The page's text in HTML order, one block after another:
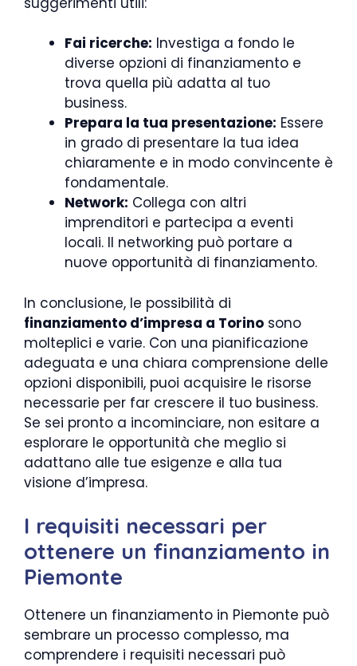
Fai ricerche: Investiga a fondo le
diverse opzioni di finanziamento e
trova quella più adatta al tuo
business.
Prepara la tua presentazione: Essere
in grado di presentare la tua idea
chiaramente e in modo convincente è
fondamentale.
Network: Collega con altri
imprenditori e partecipa a eventi
locali. Il networking può portare a
nuove opportunità di finanziamento.
In conclusione, le possibilità di
finanziamento d’impresa a Torino sono
molteplici e varie. Con una pianificazione
adeguata e una chiara comprensione delle
opzioni disponibili, puoi acquisire le risorse
necessarie per far crescere il tuo business.
Se sei pronto a incominciare, non esitare a
esplorare le opportunità che meglio si
adattano alle tue esigenze e alla tua
visione d’impresa.
I requisiti necessari per
ottenere un finanziamento in
Piemonte
Ottenere un finanziamento in Piemonte può
sembrare un processo complesso, ma
comprendere i requisiti necessari può